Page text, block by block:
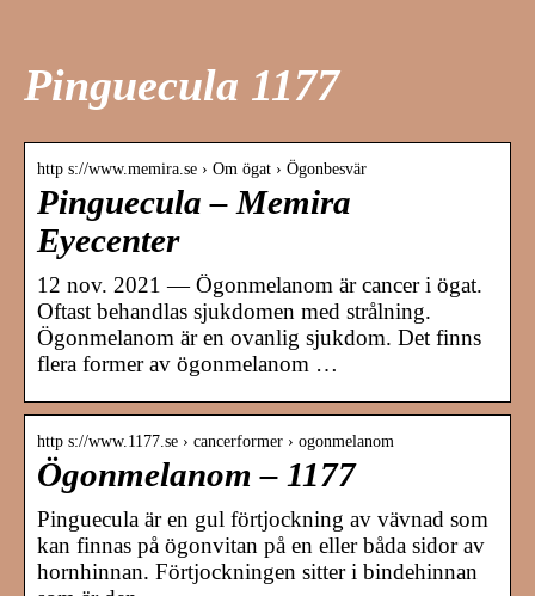
Pinguecula 1177
http s://www.memira.se › Om ögat › Ögonbesvär
Pinguecula – Memira
Eyecenter
12 nov. 2021 — Ögonmelanom är cancer i ögat.
Oftast behandlas sjukdomen med strålning.
Ögonmelanom är en ovanlig sjukdom. Det finns
flera former av ögonmelanom …
http s://www.1177.se › cancerformer › ogonmelanom
Ögonmelanom – 1177
Pinguecula är en gul förtjockning av vävnad som
kan finnas på ögonvitan på en eller båda sidor av
hornhinnan. Förtjockningen sitter i bindehinnan